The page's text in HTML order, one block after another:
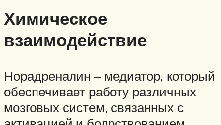
Химическое
взаимодействие
Норадреналин – медиатор, который
обеспечивает работу различных
мозговых систем, связанных с